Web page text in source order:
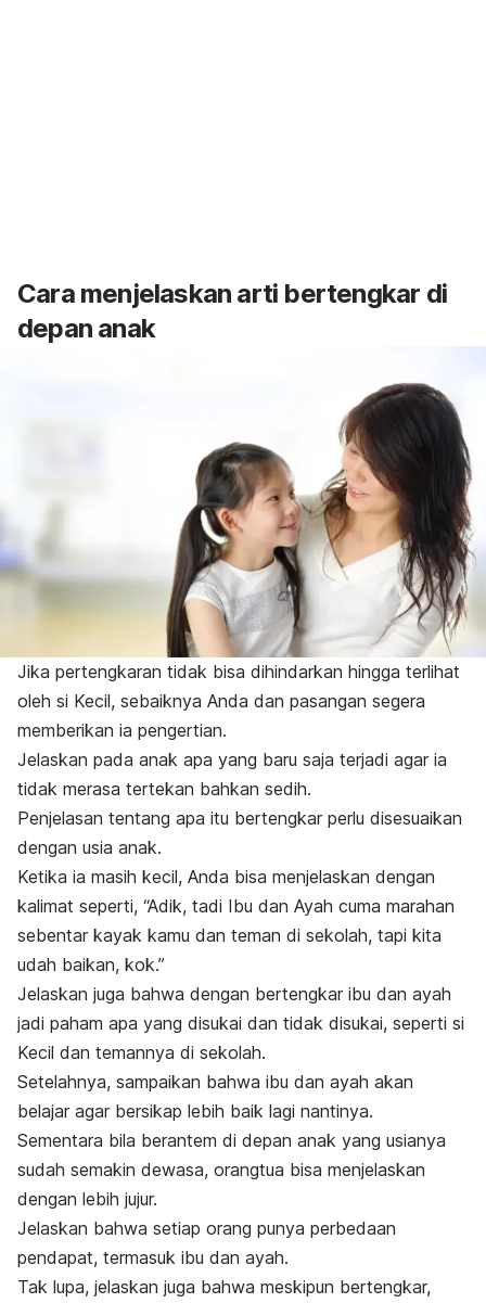
Cara menjelaskan arti bertengkar di
depan anak
Jika pertengkaran tidak bisa dihindarkan hingga terlihat
oleh si Kecil, sebaiknya Anda dan pasangan segera
memberikan ia pengertian.
Jelaskan pada anak apa yang baru saja terjadi agar ia
tidak merasa tertekan bahkan sedih.
Penjelasan tentang apa itu bertengkar perlu disesuaikan
dengan usia anak.
Ketika ia masih kecil, Anda bisa menjelaskan dengan
kalimat seperti, “Adik, tadi Ibu dan Ayah cuma marahan
sebentar kayak kamu dan teman di sekolah, tapi kita
udah baikan, kok.”
Jelaskan juga bahwa dengan bertengkar ibu dan ayah
jadi paham apa yang disukai dan tidak disukai, seperti si
Kecil dan temannya di sekolah.
Setelahnya, sampaikan bahwa ibu dan ayah akan
belajar agar bersikap lebih baik lagi nantinya.
Sementara bila berantem di depan anak yang usianya
sudah semakin dewasa, orangtua bisa menjelaskan
dengan lebih jujur.
Jelaskan bahwa setiap orang punya perbedaan
pendapat, termasuk ibu dan ayah.
Tak lupa, jelaskan juga bahwa meskipun bertengkar,